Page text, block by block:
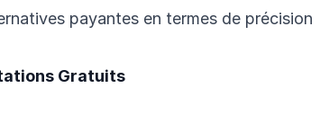
payantes en termes de précision
Gratuits